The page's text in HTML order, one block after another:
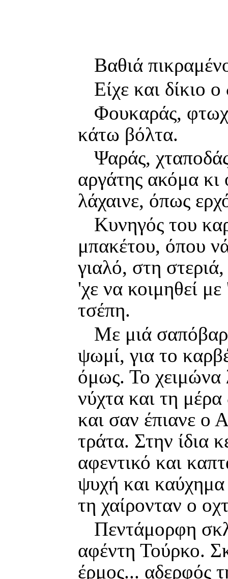
Βαθιά
Είχε και δίκιο ο
Φουκαράς,
κάτω βόλτα.
Ψαράς,
αργάτης ακόμα
λάχαινε, όπως
Κυνηγός του
μπακέτου, όπου
γιαλό, στη
'χε να κοιμηθεί
τσέπη.
Με μιά
ψωμί, για το
όμως. Το χειμώνα
νύχτα και τη
και σαν έπιανε ο
τράτα. Στην ίδια
αφεντικό και
ψυχή και
τη χαίρονταν ο
Πεντάμορφη
αφέντη Τούρκο.
έρμος... αδερφός